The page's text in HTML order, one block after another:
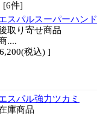
[6件]
スパルスーパーハンド
取り寄せ商品
....
税込) ]
スパル強力ツカミ
庫商品